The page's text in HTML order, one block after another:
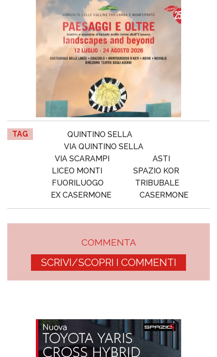
TAG
QUINTINO SELLA
VIA QUINTINO SELLA
VIA SCARAMPI
ASTI
LICEO MONTI
SPAZIO KOR
FUORILUOGO
TRIBUBALE
EX CASERMONE
CASERMONE
COMMENTA
SCRIVI/SCOPRI I COMMENTI